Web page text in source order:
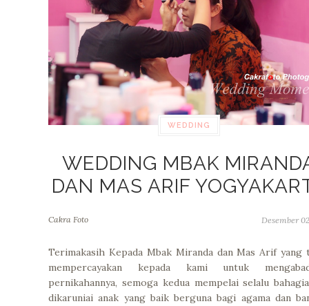
WEDDING
WEDDING MBAK
DAN MAS ARIF
Cakra Foto Desember
Terimakasih Kepada Mbak Miranda dan Mas Arif yang
mempercayakan kepada kami untuk
pernikahannya, semoga kedua mempelai selalu
dikaruniai anak yang baik berguna bagi agama dan